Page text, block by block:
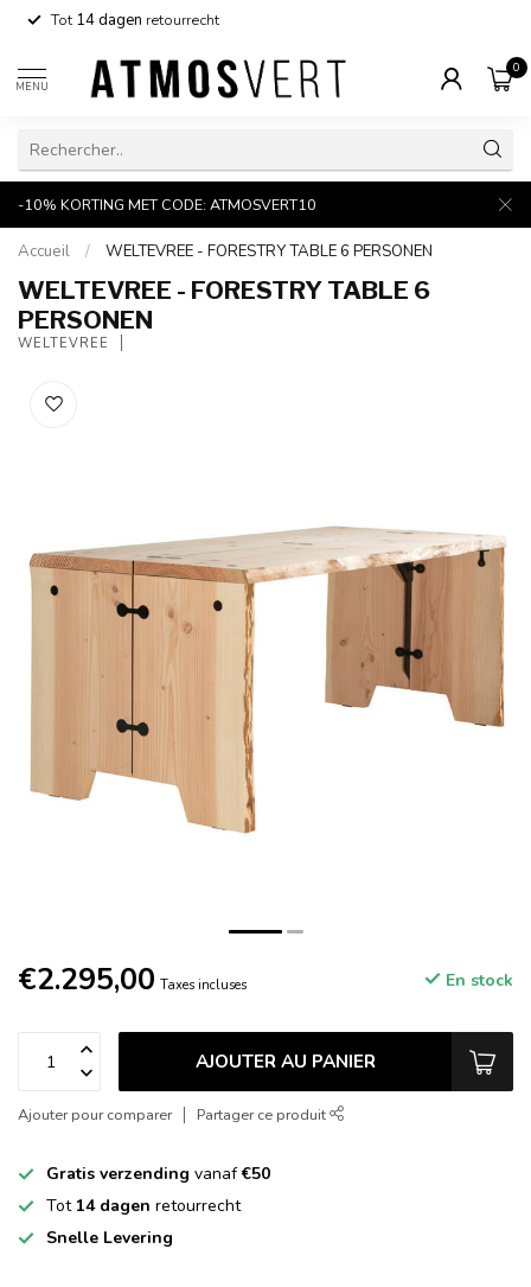
Tot14 dagen retourrecht
MENU
0
-10% KORTING MET CODE: ATMOSVERT10
Accueil / WELTEVREE - FORESTRY TABLE 6 PERSONEN
WELTEVREE - FORESTRY TABLE 6
PERSONEN
WELTEVREE
€2.295,00 Taxes incluses En stock
AJOUTER AU PANIER
Ajouter pour comparer Partager ce produit
Gratis verzending vanaf€50
Tot 14 dagen retourrecht
Snelle Levering